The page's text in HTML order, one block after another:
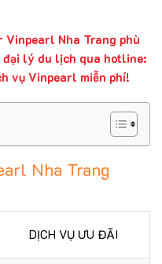
Vinpearl Nha Trang phù
lý du lịch qua hotline:
vụ Vinpearl miễn phí!
Nha Trang
DỊCH VỤ ƯU ĐÃI